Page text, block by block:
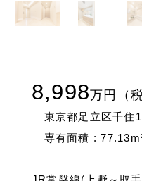
8,998万 円（
東京都足立区千住
専有面積 :